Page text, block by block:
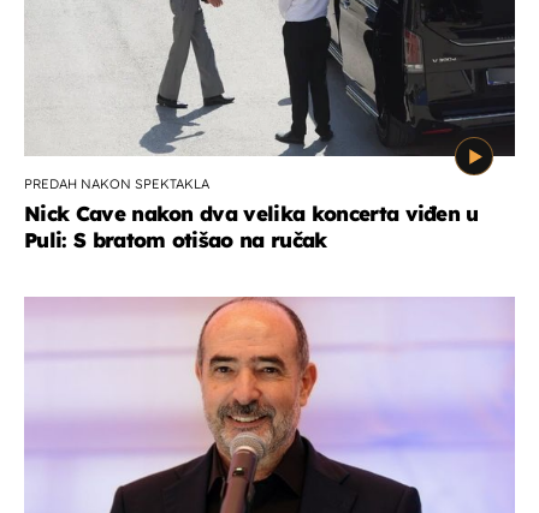
PREDAH NAKON SPEKTAKLA
Nick Cave nakon dva velika koncerta viđen u
Puli: S bratom otišao na ručak